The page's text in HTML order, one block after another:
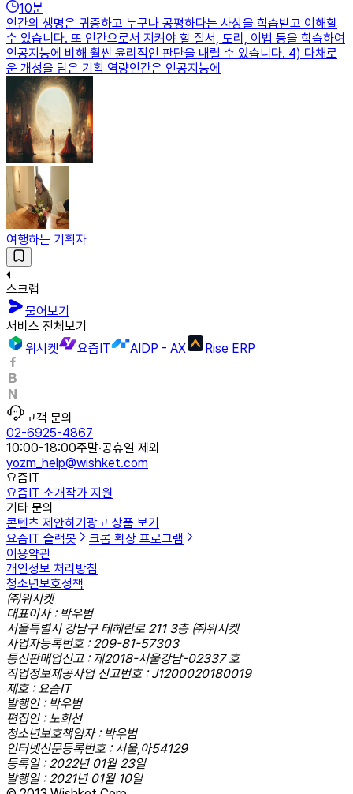
10분
인간의 생명은 귀중하고 누구나 공평하다는 사상을 학습받고 이해할
수 있습니다. 또 인간으로서 지켜야 할 질서, 도리, 이법 등을 학습하여
인공지능에 비해 훨씬 윤리적인 판단을 내릴 수 있습니다. 4) 다채로
운 개성을 담은 기획 역량인간은 인공지능에
여행하는 기획자
스크랩
물어보기
서비스 전체보기
위시켓
요즘IT AIDP - AX Rise ERP
고객 문의
02-6925-4867
10:00-18:00주말·공휴일 제외
yozm_help@wishket.com
요즘IT
요즘IT 소개작가 지원
기타 문의
콘텐츠 제안하기 광고 상품 보기
요즘IT 슬랙봇
크롬 확장 프로그램
이용약관
개인정보 처리방침
청소년보호정책
㈜위시켓
대표이사 : 박우범
서울특별시 강남구 테헤란로 211 3층 ㈜위시켓
사업자등록번호 : 209-81-57303
통신판매업신고 : 제2018-서울강남-02337 호
직업정보제공사업 신고번호 : J1200020180019
제호 : 요즘IT
발행인 : 박우범
편집인 : 노희선
청소년보호책임자 : 박우범
인터넷신문등록번호 : 서울,아54129
등록일 : 2022년 01월 23일
발행일 : 2021년 01월 10일